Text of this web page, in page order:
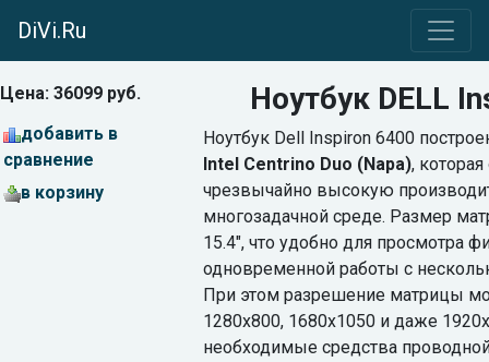
DiVi.Ru
Цена: 36099 руб.
добавить в
сравнение
в корзину
Ноутбук DELL
Ноутбук Dell Inspiron 6400
Intel Centrino Duo (Napa),
чрезвычайно высокую
многозадачной среде. Размер
15.4", что удобно для просмотра
одновременной работы с
При этом разрешение матрицы
1280х800, 1680х1050 и даже
необходимые средства